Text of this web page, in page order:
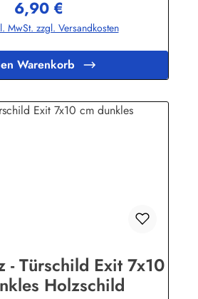
lackiert und geschliffen, dann
mit Siebdruck beschriftet und mit
Das Holz ist abgelagert, es
entwurzelten Bäumen.
in der Maserung sind
Bini Inh.
Regulärer Preis:
6,90 €
MwSt. zzgl. Versandkosten
Warenkorb
- Türschild Exit 7x10
Holzschild